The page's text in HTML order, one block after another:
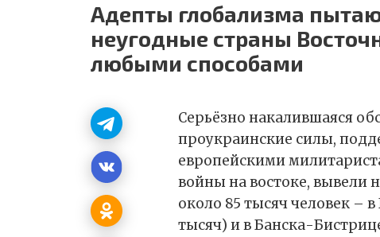
Адепты глобализма
неугодные страны
любыми способами
Серьёзно накалившаяся
проукраинские силы,
европейскими
войны на востоке, вывели
около 85 тысяч человек –
тысяч) и в Банска-